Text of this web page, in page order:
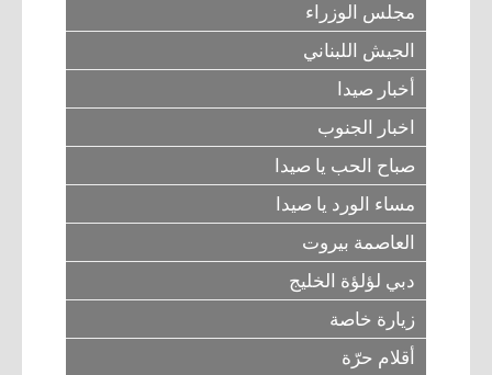
مجلس الوزراء
الجيش اللبناني
أخبار صيدا
اخبار الجنوب
صباح الحب يا صيدا
مساء الورد يا صيدا
العاصمة بيروت
دبي لؤلؤة الخليج
زيارة خاصة
أقلام حرّة